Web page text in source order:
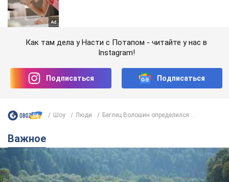
Как там дела у Насти с Потапом - читайте у нас в
Instagram!
Подписаться Подписаться
Шоу Люди Беглец Волошин определился ...
Важное